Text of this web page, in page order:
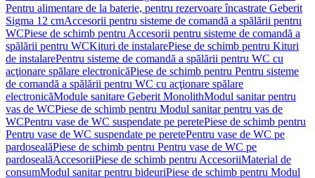
Pentru alimentare de la baterie, pentru rezervoare încastrate Geberit
Sigma 12 cmAccesorii pentru sisteme de comandă a spălării pentru
WCPiese de schimb pentru Accesorii pentru sisteme de comandă a
spălării pentru WCKituri de instalarePiese de schimb pentru Kituri
de instalarePentru sisteme de comandă a spălării pentru WC cu
acţionare spălare electronicăPiese de schimb pentru Pentru sisteme
de comandă a spălării pentru WC cu acţionare spălare
electronicăModule sanitare Geberit MonolithModul sanitar pentru
vas de WCPiese de schimb pentru Modul sanitar pentru vas de
WCPentru vase de WC suspendate pe peretePiese de schimb pentru
Pentru vase de WC suspendate pe peretePentru vase de WC pe
pardosealăPiese de schimb pentru Pentru vase de WC pe
pardosealăAccesoriiPiese de schimb pentru AccesoriiMaterial de
consumModul sanitar pentru bideuriPiese de schimb pentru Modul